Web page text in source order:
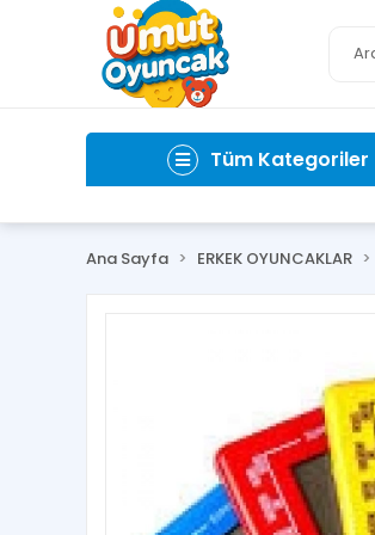
Tüm Kategoriler
Ana Sayfa ERKEK OYUNCAKLAR